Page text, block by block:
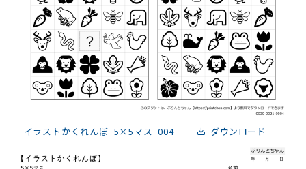
イラストかくれんぼ_5×5マス_004 ダウンロード